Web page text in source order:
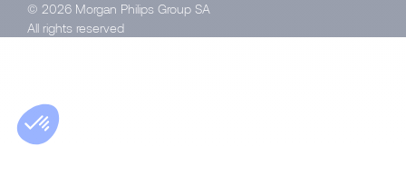
© 2026 Morgan Philips Group SA
All rights reserved